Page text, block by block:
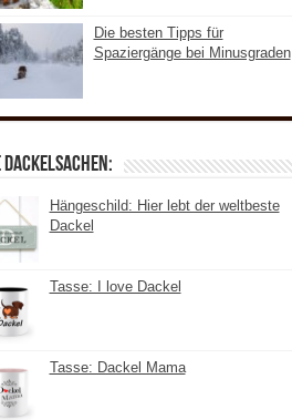
Die besten Tipps für
Spaziergänge bei Minusgraden
Hängeschild: Hier lebt der weltbeste
Dackel
Tasse: I love Dackel
Tasse: Dackel Mama